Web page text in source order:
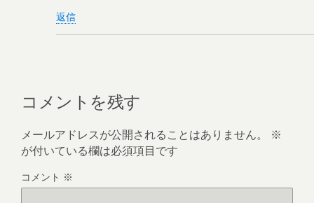
返信
コメントを残す
メールアドレスが公開されることはありません。
※
が付いている欄は必須項目です
コメント ※